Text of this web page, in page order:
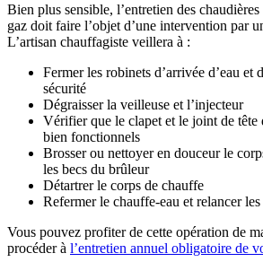
Bien plus sensible, l’entretien des
gaz doit faire l’objet d’une intervention par
L’artisan chauffagiste veillera à :
Fermer les robinets d’arrivée d’eau et
sécurité
Dégraisser la veilleuse et l’injecteur
Vérifier que le clapet et le joint de tête
bien fonctionnels
Brosser ou nettoyer en douceur le
les becs du brûleur
Détartrer le corps de chauffe
Refermer le chauffe-eau et relancer
Vous pouvez profiter de cette opération de
procéder à l’entretien annuel obligatoire de